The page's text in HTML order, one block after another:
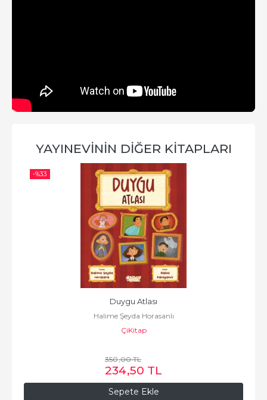
YAYINEVININ DIĞER KITAPLARI
-%33
Sepete Ekle
Duygu Atlası
Halime Şeyda Horasanlı
ÇiKitap
350,00TL
234,50 TL